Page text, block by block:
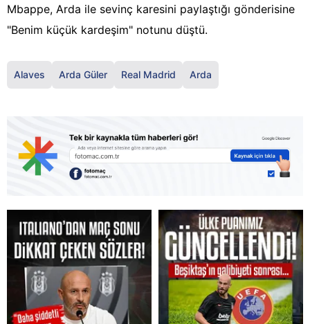
Mbappe, Arda ile sevinç karesini paylaştığı gönderisine
"Benim küçük kardeşim" notunu düştü.
Alaves Arda Güler Real Madrid Arda